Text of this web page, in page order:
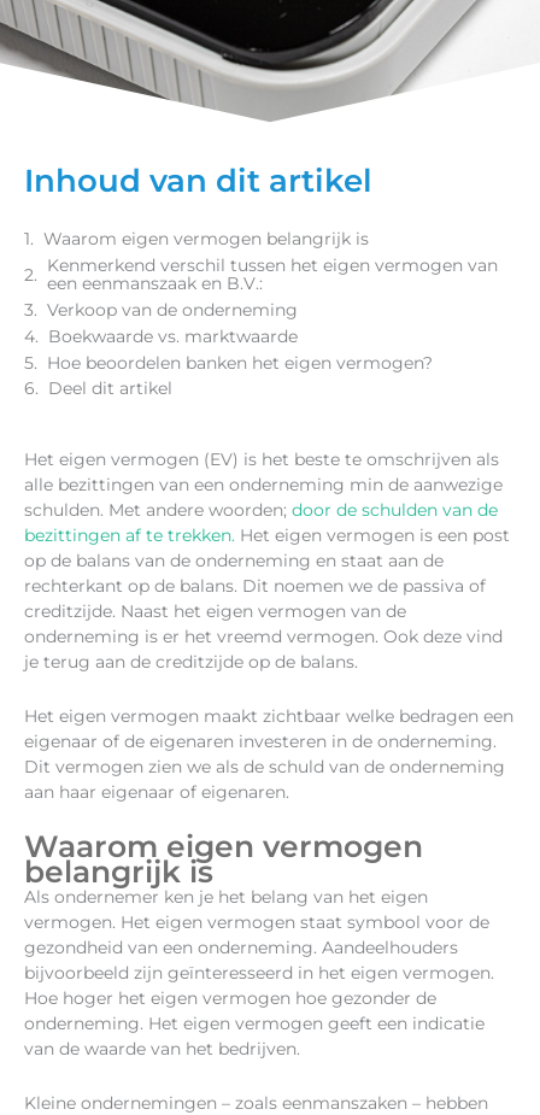
Inhoud van dit artikel
Waarom eigen vermogen belangrijk is
Kenmerkend verschil tussen het eigen vermogen van
een eenmanszaak en B.V.:
Verkoop van de onderneming
Boekwaarde vs. marktwaarde
Hoe beoordelen banken het eigen vermogen?
Deel dit artikel
Het eigen vermogen (EV) is het beste te omschrijven als
alle bezittingen van een onderneming min de aanwezige
schulden. Met andere woorden; door de schulden van de
bezittingen af te trekken. Het eigen vermogen is een post
op de balans van de onderneming en staat aan de
rechterkant op de balans. Dit noemen we de passiva of
creditzijde. Naast het eigen vermogen van de
onderneming is er het vreemd vermogen. Ook deze vind
je terug aan de creditzijde op de balans.
Het eigen vermogen maakt zichtbaar welke bedragen een
eigenaar of de eigenaren investeren in de onderneming.
Dit vermogen zien we als de schuld van de onderneming
aan haar eigenaar of eigenaren.
Waarom eigen vermogen
belangrijk is
Als ondernemer ken je het belang van het eigen
vermogen. Het eigen vermogen staat symbool voor de
gezondheid van een onderneming. Aandeelhouders
bijvoorbeeld zijn geïnteresseerd in het eigen vermogen.
Hoe hoger het eigen vermogen hoe gezonder de
onderneming. Het eigen vermogen geeft een indicatie
van de waarde van het bedrijven.
Kleine ondernemingen – zoals eenmanszaken – hebben